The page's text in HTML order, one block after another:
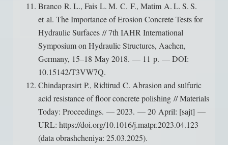
Branco R. L., Fais L. M. C. F., Matim A. L. S. S.
et al. The Importance of Erosion Concrete Tests for
Hydraulic Surfaces // 7th IAHR International
Symposium on Hydraulic Structures, Aachen,
Germany, 15–18 May 2018. — 11 p. — DOI:
10.15142/T3VW7Q.
Chindaprasirt P., Ridtirud C. Abrasion and sulfuric
acid resistance of floor concrete polishing // Materials
Today: Proceedings. — 2023. — 20 April: [sajt] —
URL: https://doi.org/10.1016/j.matpr.2023.04.123
(data obrashcheniya: 25.03.2025).